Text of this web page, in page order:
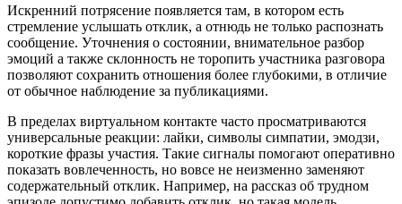
Искренний потрясение появляется там, в котором есть
стремление услышать отклик, а отнюдь не только распознать
сообщение. Уточнения о состоянии, внимательное разбор
эмоций а также склонность не торопить участника разговора
позволяют сохранить отношения более глубокими, в отличие
от обычное наблюдение за публикациями.
В пределах виртуальном контакте часто просматриваются
универсальные реакции: лайки, символы симпатии, эмодзи,
короткие фразы участия. Такие сигналы помогают оперативно
показать вовлеченность, но вовсе не неизменно заменяют
содержательный отклик. Например, на рассказ об трудном